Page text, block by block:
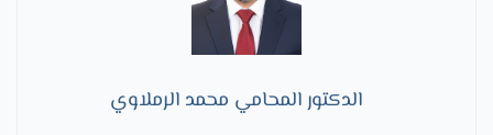
الدكتور المحامي محمد الرملاوي